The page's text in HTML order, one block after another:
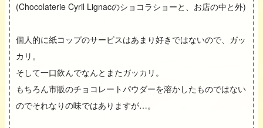
(Chocolaterie Cyril Lignacのショコラショーと、お店の中と外)
個人的に紙コップのサービスはあまり好きではないので、ガッ
カリ。
そして一口飲んでなんとまたガッカリ。
もちろん市販のチョコレートパウダーを溶かしたものではない
のでそれなりの味ではありますが…。